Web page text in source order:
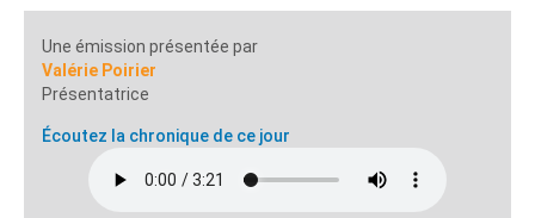
Une émission présentée par
Valérie Poirier
Présentatrice
Écoutez la chronique de ce jour